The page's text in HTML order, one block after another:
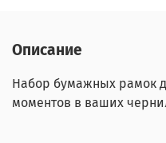
Описание
Набор бумажных рамок
моментов в ваших